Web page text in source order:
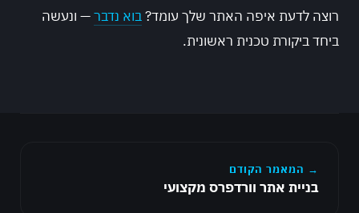
רוצה לדעת איפה האתר שלך עומד?בוא נדבר— ונעשה
ביחד ביקורת טכנית ראשונית.
→ המאמר הקודם
בניית אתר וורדפרס מקצועי